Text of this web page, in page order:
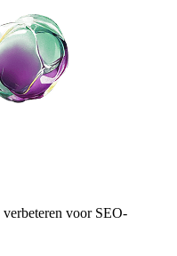
voor SEO-